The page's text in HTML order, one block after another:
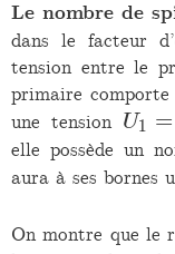
Le nombre de
dans le facteur
tension entre le
primaire comporte
une tension U_1
= 3
V
U1 =
elle possède un
aura à ses bornes
On montre que le